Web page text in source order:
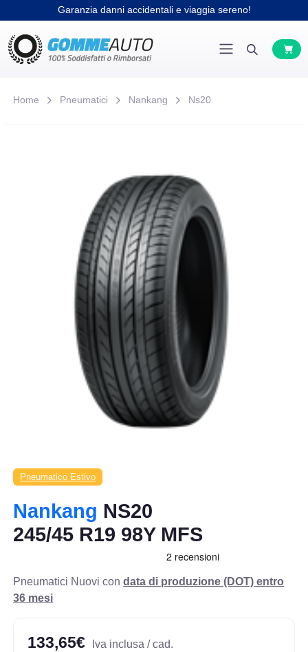
Garanzia danni accidentali e viaggia sereno!
Home Pneumatici Nankang Ns20
Pneumatico Estivo
Nankang NS20
245/45 R19 98Y MFS
Pneumatici Nuovi condata di produzione (DOT) entro
36 mesi
133,65€ Iva inclusa / cad.